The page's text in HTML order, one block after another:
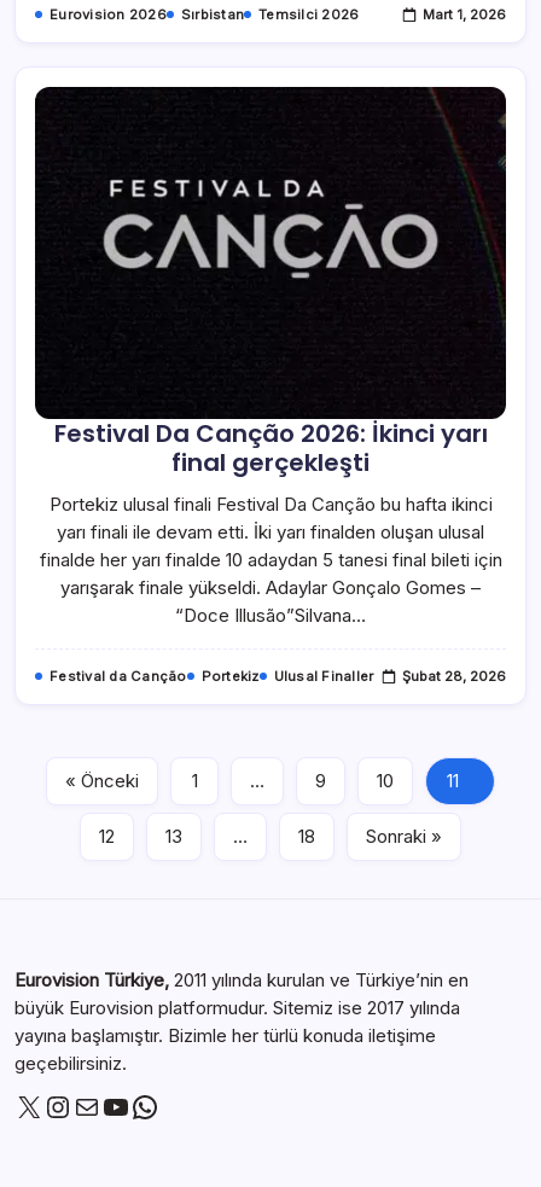
Eurovision 2026 Sırbistan Temsilci 2026 Mart 1, 2026
Festival Da Canção 2026: İkinci yarı
final gerçekleşti
Portekiz ulusal finali Festival Da Canção bu hafta ikinci
yarı finali ile devam etti. İki yarı finalden oluşan ulusal
finalde her yarı finalde 10 adaydan 5 tanesi final bileti için
yarışarak finale yükseldi. Adaylar Gonçalo Gomes –
“Doce Illusão”Silvana…
Festival da Canção Portekiz Ulusal Finaller Şubat 28, 2026
« Önceki 1 … 9 10 11
12 13 … 18 Sonraki »
Eurovision Türkiye, 2011 yılında kurulan ve Türkiye’nin en
büyük Eurovision platformudur. Sitemiz ise 2017 yılında
yayına başlamıştır. Bizimle her türlü konuda iletişime
geçebilirsiniz.